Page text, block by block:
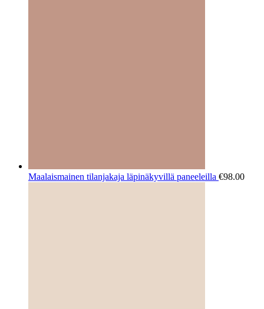
Maalaismainen tilanjakaja läpinäkyvillä paneeleilla €98.00